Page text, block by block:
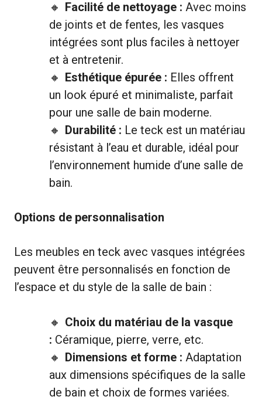
Facilité de nettoyage : Avec moins
de joints et de fentes, les vasques
intégrées sont plus faciles à nettoyer
et à entretenir.
Esthétique épurée : Elles offrent
un look épuré et minimaliste, parfait
pour une salle de bain moderne.
Durabilité : Le teck est un matériau
résistant à l’eau et durable, idéal pour
l’environnement humide d’une salle de
bain.
Options de personnalisation
Les meubles en teck avec vasques intégrées
peuvent être personnalisés en fonction de
l’espace et du style de la salle de bain :
Choix du matériau de la vasque
: Céramique, pierre, verre, etc.
Dimensions et forme : Adaptation
aux dimensions spécifiques de la salle
de bain et choix de formes variées.